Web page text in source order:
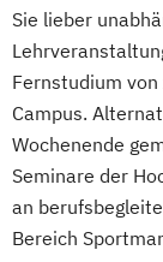
Pflege
Praxis-
Sales
Soziale
Sie lieber
Fernstudium
Campus.
Wochenende
Seminare der
an
Bereich